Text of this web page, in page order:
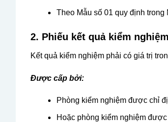
Theo Mẫu số 01 quy định
2. Phiếu kết quả kiểm
Kết quả kiểm nghiệm phải có giá trị
Được cấp bởi:
Phòng kiểm nghiệm được chỉ
Hoặc phòng kiểm nghiệm